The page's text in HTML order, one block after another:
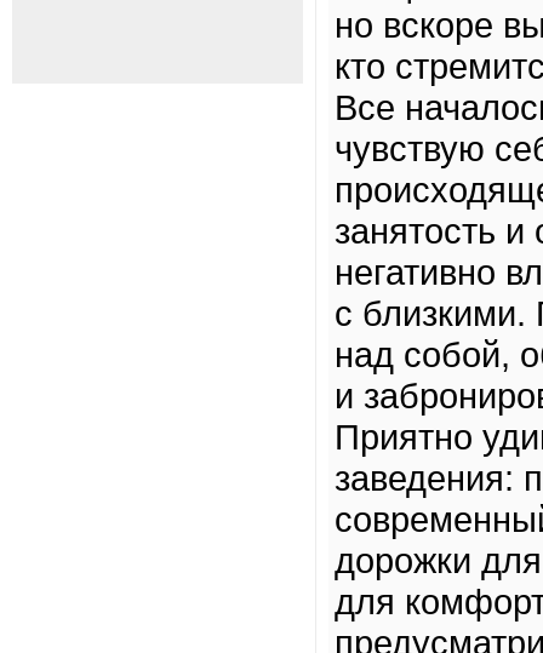
но вскоре
кто
Все
чувствую
занятость и
негативно
с близкими.
над собой,
и
Приятно
заведения:
дорожки
для